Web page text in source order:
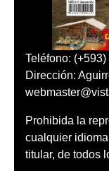
Teléfono: (+593)
Dirección:
Prohibida la
cualquier
titular, de todos